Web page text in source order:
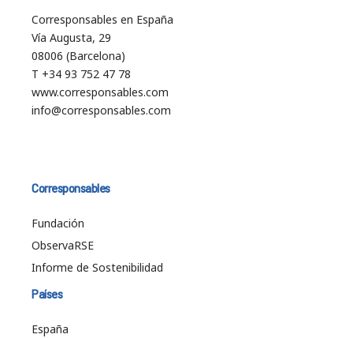
Corresponsables en España
Vía Augusta, 29
08006 (Barcelona)
T +34 93 752 47 78
www.corresponsables.com
info@corresponsables.com
Corresponsables
Fundación
ObservaRSE
Informe de Sostenibilidad
Países
España